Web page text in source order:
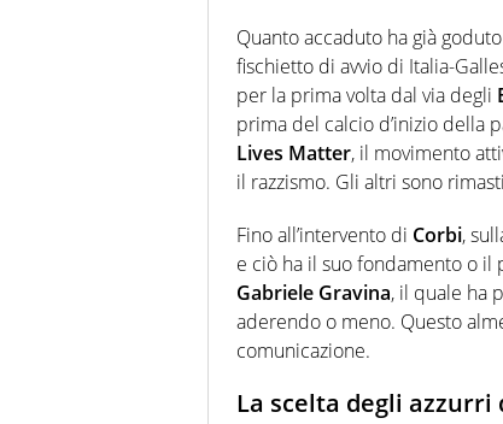
Quanto accaduto ha già
fischietto di avvio di Italia-
per la prima volta dal via degli
prima del calcio d’inizio della
Lives Matter, il movimento
il razzismo. Gli altri sono
Fino all’intervento di Corbi,
e ciò ha il suo fondamento o
Gabriele Gravina, il quale ha
aderendo o meno. Questo
comunicazione.
La scelta degli